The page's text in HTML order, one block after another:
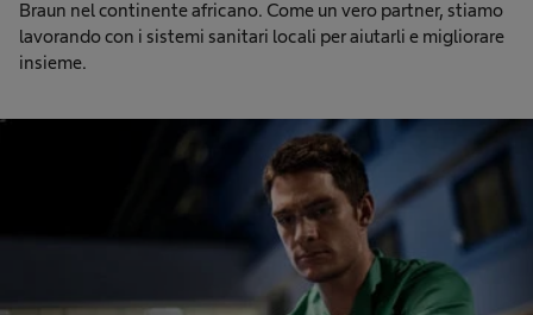
Braun nel continente africano. Come un vero partner, stiamo
lavorando con i sistemi sanitari locali per aiutarli e migliorare
insieme.